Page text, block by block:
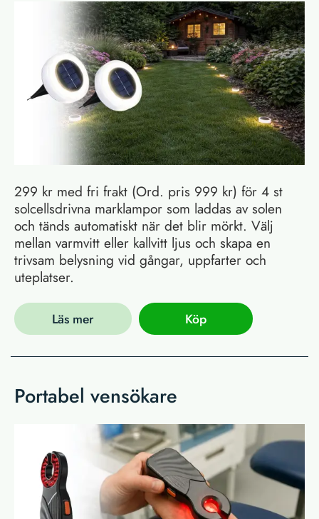
299 kr med fri frakt (Ord. pris 999 kr) för 4 st
solcellsdrivna marklampor som laddas av solen
och tänds automatiskt när det blir mörkt. Välj
mellan varmvitt eller kallvitt ljus och skapa en
trivsam belysning vid gångar, uppfarter och
uteplatser.
Läs mer Köp
Portabel vensökare